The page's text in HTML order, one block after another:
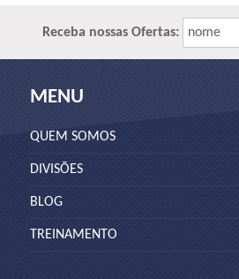
Receba nossas Ofertas: nome
MENU
QUEM SOMOS
DIVISÕES
BLOG
TREINAMENTO